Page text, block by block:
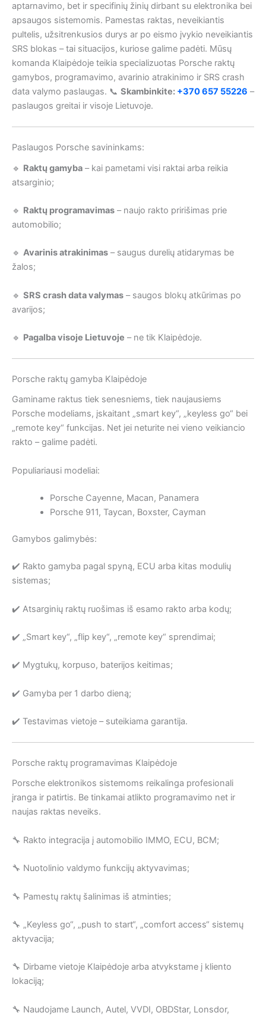
aptarnavimo, bet ir specifinių žinių dirbant su elektronika bei
apsaugos sistemomis. Pamestas raktas, neveikiantis
pultelis, užsitrenkusios durys ar po eismo įvykio neveikiantis
SRS blokas – tai situacijos, kuriose galime padėti. Mūsų
komanda Klaipėdoje teikia specializuotas Porsche raktų
gamybos, programavimo, avarinio atrakinimo ir SRS crash
data valymo paslaugas. 📞 Skambinkite: +370 657 55226 –
paslaugos greitai ir visoje Lietuvoje.
Paslaugos Porsche savininkams:
🔹 Raktų gamyba – kai pametami visi raktai arba reikia
atsarginio;
🔹 Raktų programavimas – naujo rakto pririšimas prie
automobilio;
🔹 Avarinis atrakinimas – saugus durelių atidarymas be
žalos;
🔹 SRS crash data valymas – saugos blokų atkūrimas po
avarijos;
🔹 Pagalba visoje Lietuvoje – ne tik Klaipėdoje.
Porsche raktų gamyba Klaipėdoje
Gaminame raktus tiek senesniems, tiek naujausiems
Porsche modeliams, įskaitant „smart key“, „keyless go“ bei
„remote key“ funkcijas. Net jei neturite nei vieno veikiancio
rakto – galime padėti.
Populiariausi modeliai:
Porsche Cayenne, Macan, Panamera
Porsche 911, Taycan, Boxster, Cayman
Gamybos galimybės:
✔️ Rakto gamyba pagal spyną, ECU arba kitas modulių
sistemas;
✔️ Atsarginių raktų ruošimas iš esamo rakto arba kodų;
✔️ „Smart key“, „flip key“, „remote key“ sprendimai;
✔️ Mygtukų, korpuso, baterijos keitimas;
✔️ Gamyba per 1 darbo dieną;
✔️ Testavimas vietoje – suteikiama garantija.
Porsche raktų programavimas Klaipėdoje
Porsche elektronikos sistemoms reikalinga profesionali
įranga ir patirtis. Be tinkamai atlikto programavimo net ir
naujas raktas neveiks.
🔧 Rakto integracija į automobilio IMMO, ECU, BCM;
🔧 Nuotolinio valdymo funkcijų aktyvavimas;
🔧 Pamestų raktų šalinimas iš atminties;
🔧 „Keyless go“, „push to start“, „comfort access“ sistemų
aktyvacija;
🔧 Dirbame vietoje Klaipėdoje arba atvykstame į kliento
lokaciją;
🔧 Naudojame Launch, Autel, VVDI, OBDStar, Lonsdor,